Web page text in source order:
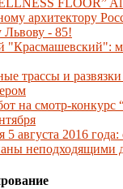
FLOOR”
архитектору
- 85!
"Красмашевский":
трассы и
на смотр-конкурс
5 августа 2016
неподходящими